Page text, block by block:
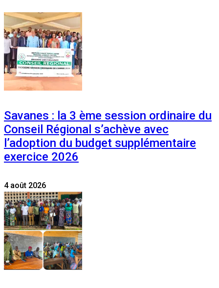
Savanes : la 3 ème session ordinaire du
Conseil Régional s’achève avec
l’adoption du budget supplémentaire
exercice 2026
4 août 2026